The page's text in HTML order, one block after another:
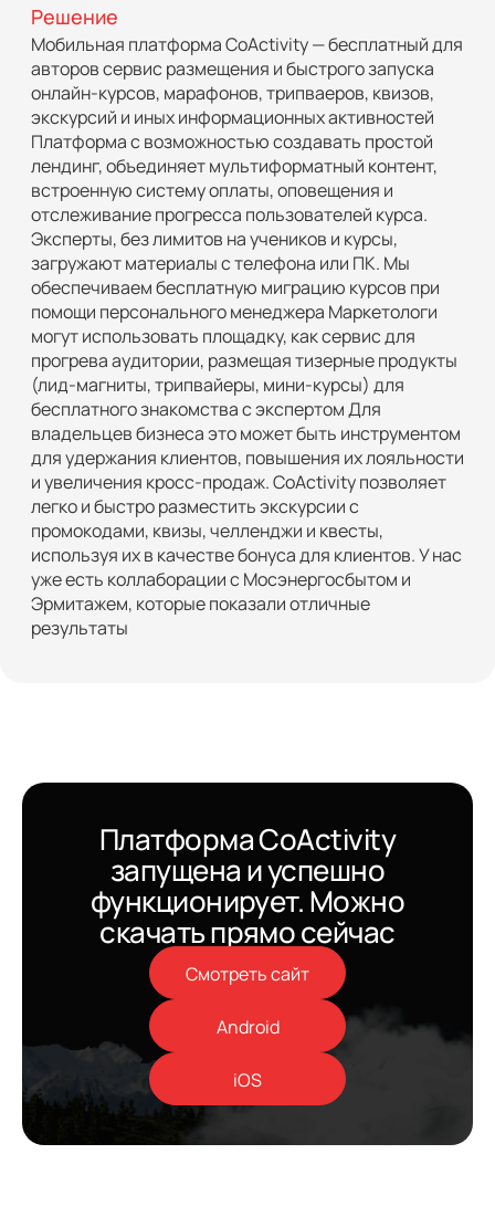
“
Как отмечают создатели образовательной
платформы CoActivity Антон Тарасенко и Дмитрий
Забавин, статистика показывает, что только 25%
пользователей доходят до конца обучения
Решение
Мобильная платформа CoActivity — бесплатный для
авторов сервис размещения и быстрого запуска
онлайн-курсов, марафонов, трипваеров, квизов,
экскурсий и иных информационных активностей
Платформа с возможностью создавать простой
лендинг, объединяет мультиформатный контент,
встроенную систему оплаты, оповещения и
отслеживание прогресса пользователей курса.
Эксперты, без лимитов на учеников и курсы,
загружают материалы с телефона или ПК. Мы
обеспечиваем бесплатную миграцию курсов при
помощи персонального менеджера Маркетологи
могут использовать площадку, как сервис для
прогрева аудитории, размещая тизерные продукты
(лид-магниты, трипвайеры, мини-курсы) для
бесплатного знакомства с экспертом Для
владельцев бизнеса это может быть инструментом
для удержания клиентов, повышения их лояльности
и увеличения кросс-продаж. CoActivity позволяет
легко и быстро разместить экскурсии с
промокодами, квизы, челленджи и квесты,
используя их в качестве бонуса для клиентов. У нас
уже есть коллаборации с Мосэнергосбытом и
Эрмитажем, которые показали отличные
результаты
Платформа CoActivity
запущена и успешно
функционирует. Можно
скачать прямо сейчас
Смотреть сайт
Android
iOS